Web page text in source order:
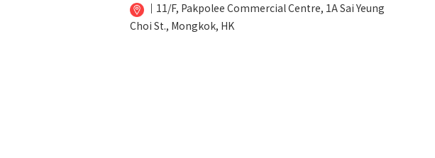
│ 11/F, Pakpolee Commercial Centre, 1A Sai Yeung
Choi St., Mongkok, HK